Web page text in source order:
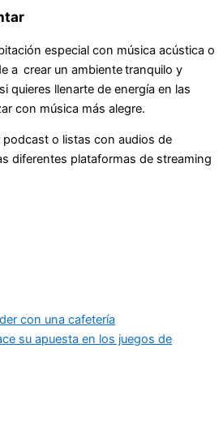
especial con música acústica o
a crear un ambientetranquilo y
si quieres llenarte de energía en las
con música más alegre.
o listas con audios de
diferentes plataformas de streaming
con una cafetería
su apuesta en los juegos de